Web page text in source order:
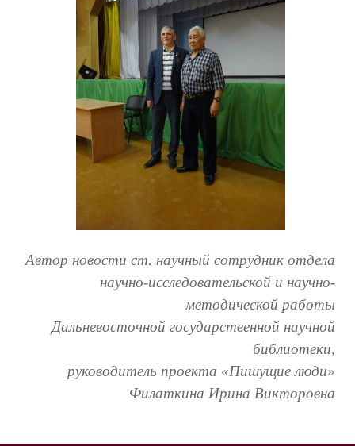
Автор новости ст. научный сотрудник отдела
научно-исследовательской и научно-
методической работы
Дальневосточной государственной научной
библиотеки,
руководитель проекта «Пишущие люди»
Филаткина Ирина Викторовна